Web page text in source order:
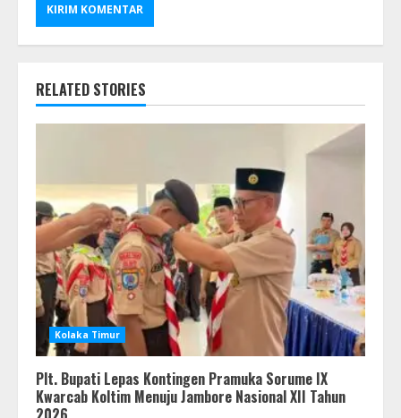
RELATED STORIES
Kolaka Timur
Plt. Bupati Lepas Kontingen Pramuka Sorume IX
Kwarcab Koltim Menuju Jambore Nasional XII Tahun